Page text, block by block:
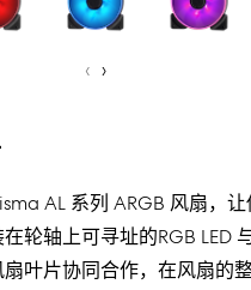
‹ ›
AL 系列 ARGB 风扇，
轮轴上可寻址的RGB LED
叶片协同合作，在风扇的